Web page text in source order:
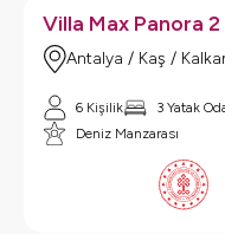
Villa Max Panora 2
Antalya / Kaş /
6 Kişilik 3 Yatak
Deniz Manzarası